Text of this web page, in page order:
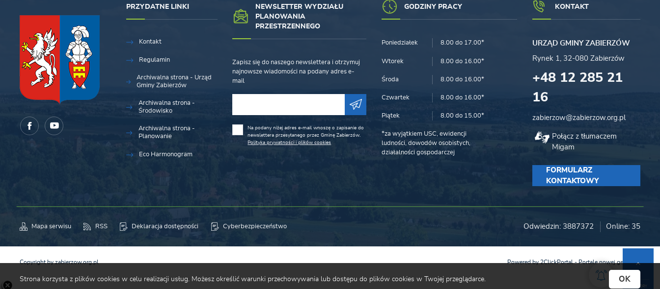
PRZYDATNE LINKI
Kontakt
Regulamin
Archiwalna strona - Urząd
Gminy Zabierzów
Archiwalna strona -
Środowisko
Archiwalna strona -
Planowanie
Eco Harmonogram
NEWSLETTER WYDZIAŁU
PLANOWANIA
PRZESTRZENNEGO
Zapisz się do naszego newslettera i otrzymuj
najnowsze wiadomości na podany adres e-
mail
Na podany niżej adres e-mail wnoszę o zapisanie do
newslettera przesyłanego przez Gminę Zabierzów.
Polityka prywatności i plików cookies
GODZINY PRACY
Poniedziałek 8.00 do 17.00*
Wtorek 8.00 do 16.00*
Środa 8.00 do 16.00*
Czwartek 8.00 do 16.00*
Piątek 8.00 do 15.00*
*za wyjątkiem USC, ewidencji
ludności, dowodów osobistych,
działalności gospodarczej
KONTAKT
URZĄD GMINY ZABIERZÓW
Rynek 1, 32-080 Zabierzów
+48 12 285 21
16
zabierzow@zabierzow.org.pl
Połącz z tłumaczem
Migam
FORMULARZ
KONTAKTOWY
Mapa serwisu RSS Deklaracja dostępności Cyberbezpieczeństwo Odwiedzin: 3887372 Online: 35
Copyright by zabierzow.org.pl Powered by2ClickPortal- Portale nowej generacji
DO GÓRY